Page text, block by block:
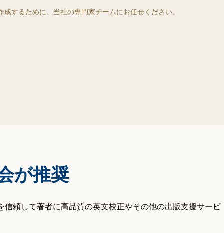
するために、当社の専門家チームにお任せください。
が推奨
頼して著者に高品質の英文校正やその他の出版支援サービ